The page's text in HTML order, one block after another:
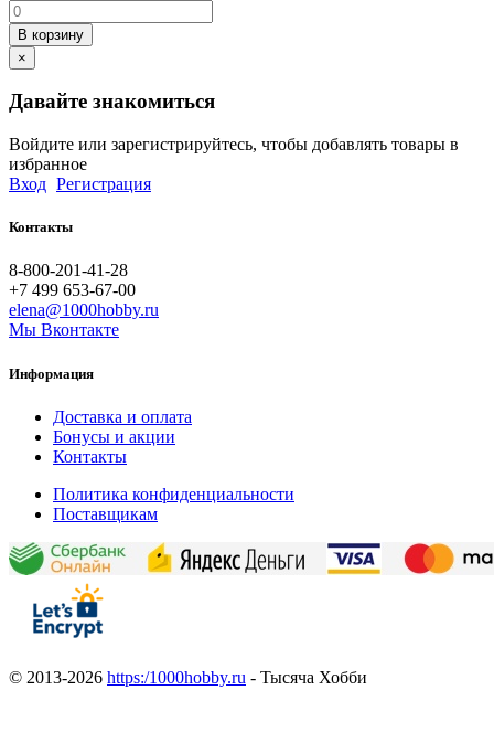
В корзину
×
Давайте знакомиться
Войдите или зарегистрируйтесь, чтобы добавлять товары в
избранное
Вход Регистрация
Контакты
8-800-201-41-28
+7 499 653-67-00
elena@1000hobby.ru
Мы Вконтакте
Информация
Доставка и оплата
Бонусы и акции
Контакты
Политика конфиденциальности
Поставщикам
© 2013-2026 https:/1000hobby.ru - Тысяча Хобби